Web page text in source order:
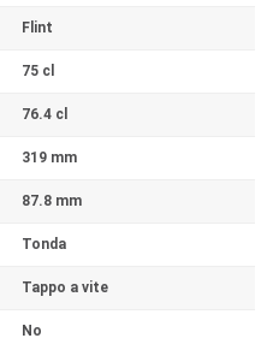
Flint
75 cl
76.4 cl
319 mm
87.8 mm
Tonda
Tappo a vite
No